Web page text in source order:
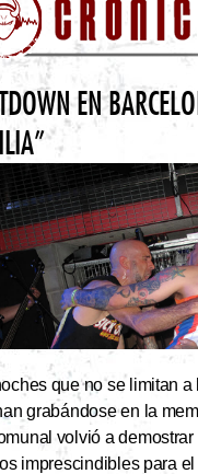
EN
que no se limitan
grabándose en la
volvió a
imprescindibles para